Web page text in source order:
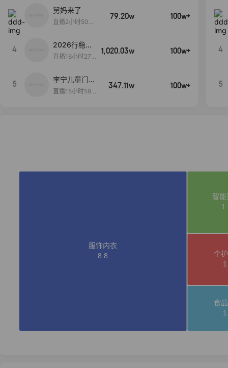
启！
舅妈来了
直播2小时50分
79.20w 100w+
4
2026行稳致
远
直播16小时27
1,020.03w 100w+
5
李宁儿童门店
爆款赤兔8pr
直播15小时59
347.11w 100w+
4
5